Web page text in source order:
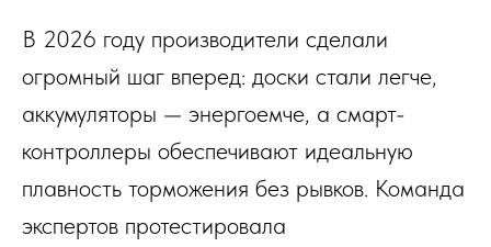
В 2026 году производители сделали
огромный шаг вперед: доски стали легче,
аккумуляторы — энергоемче, а смарт-
контроллеры обеспечивают идеальную
плавность торможения без рывков. Команда
экспертов протестировала